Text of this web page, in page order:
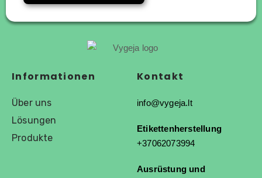
Informationen
Über uns
Lösungen
Produkte
Kontakt
info@vygeja.lt
Etikettenherstellung
+37062073994
Ausrüstung und